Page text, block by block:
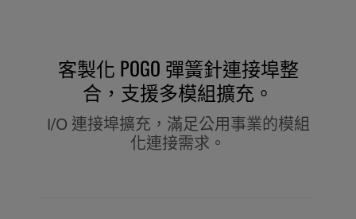
客製化 POGO 彈簧針連接埠整
合，支援多模組擴充。
I/O 連接埠擴充，滿足公用事業的模組
化連接需求。